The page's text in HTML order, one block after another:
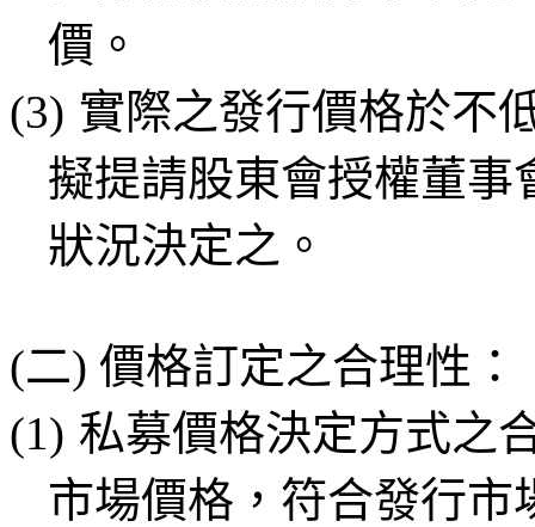
價。
(3) 實際之發行價格於不
擬提請股東會授權董事
狀況決定之。
(二) 價格訂定之合理性：
(1) 私募價格決定方式之
市場價格，符合發行